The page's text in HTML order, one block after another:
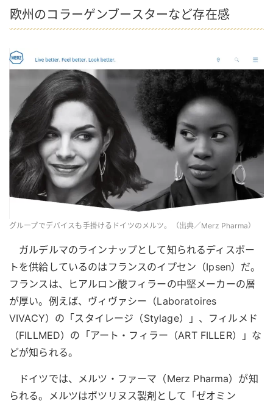
欧州のコラーゲンブースターなど存在感
グループでデバイスも手掛けるドイツのメルツ。（出典／Merz Pharma）
ガルデルマのラインナップとして知られるディスポー
トを供給しているのはフランスのイプセン（Ipsen）だ。
フランスは、ヒアルロン酸フィラーの中堅メーカーの層
が厚い。例えば、ヴィヴァシー（Laboratoires
VIVACY）の「スタイレージ（Stylage）」、フィルメド
（FILLMED）の「アート・フィラー（ART FILLER）」な
どが知られる。
ドイツでは、メルツ・ファーマ（Merz Pharma）が知
られる。メルツはボツリヌス製剤として「ゼオミン